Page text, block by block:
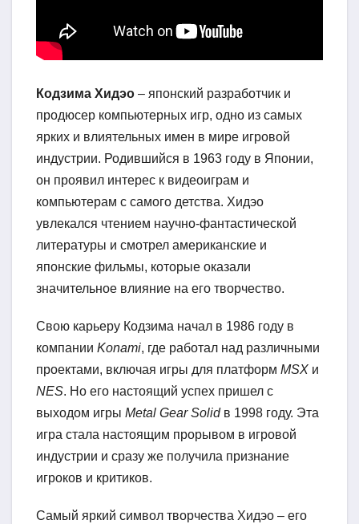
Кодзима Хидэо – японский разработчик и
продюсер компьютерных игр, одно из самых
ярких и влиятельных имен в мире игровой
индустрии. Родившийся в 1963 году в Японии,
он проявил интерес к видеоиграм и
компьютерам с самого детства. Хидэо
увлекался чтением научно-фантастической
литературы и смотрел американские и
японские фильмы, которые оказали
значительное влияние на его творчество.
Свою карьеру Кодзима начал в 1986 году в
компании Konami, где работал над различными
проектами, включая игры для платформ MSX и
NES. Но его настоящий успех пришел с
выходом игры Metal Gear Solidв 1998 году. Эта
игра стала настоящим прорывом в игровой
индустрии и сразу же получила признание
игроков и критиков.
Самый яркий символ творчества Хидэо – его